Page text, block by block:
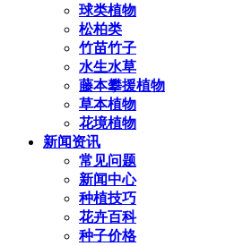
球类植物
松柏类
竹苗竹子
水生水草
藤本攀援植物
草本植物
花境植物
新闻资讯
常见问题
新闻中心
种植技巧
花卉百科
种子价格